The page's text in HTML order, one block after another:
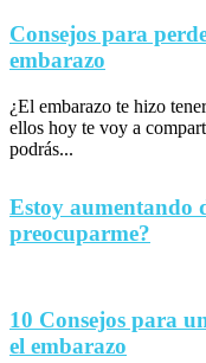
Consejos para
embarazo
¿El embarazo te hizo
ellos hoy te voy a
podrás...
Estoy aumentando
preocuparme?
10 Consejos para
el embarazo